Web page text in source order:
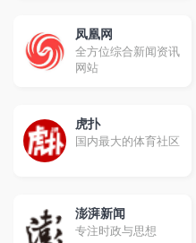
凤凰网
全方位综合新闻资讯
网站
虎扑
国内最大的体育社区
澎湃新闻
专注时政与思想